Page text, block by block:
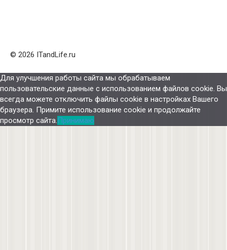
© 2026 ITandLife.ru
Для улучшения работы сайта мы обрабатываем
пользовательские данные с использованием файлов cookie. Вы
всегда можете отключить файлы cookie в настройках Вашего
браузера. Примите использование cookie и продолжайте
просмотр сайта.Принимаю